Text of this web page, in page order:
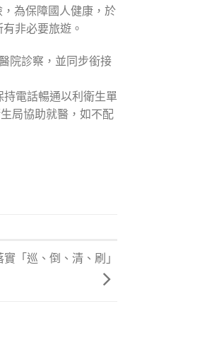
為保障國人健康，於
非必要旅遊。
院診察，並同步銜接
電話暢通以利衛生單
局協助就醫，如不配
「巡、倒、清、刷」